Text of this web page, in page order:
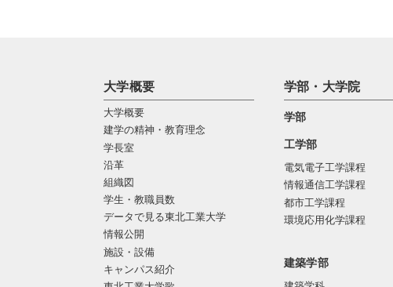
大学概要
大学概要
建学の精神・教育理念
学長室
沿革
組織図
学生・教職員数
データで見る東北工業大学
情報公開
施設・設備
キャンパス紹介
学部・大学院
学部
工学部
電気電子工学課程
情報通信工学課程
都市工学課程
環境応用化学課程
建築学部